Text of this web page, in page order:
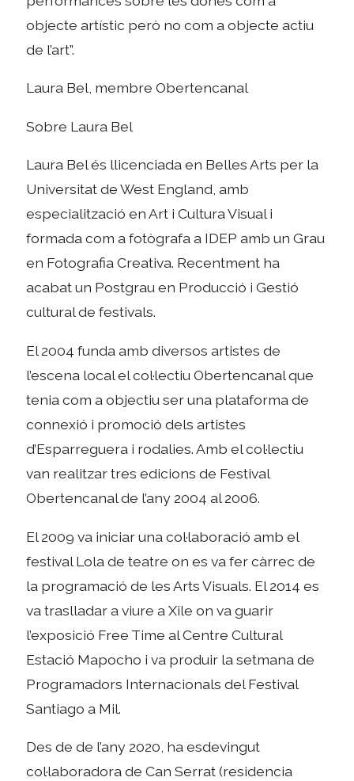
objecte artístic però no com a objecte actiu
de l’art”.
Laura Bel, membre Obertencanal
Sobre Laura Bel
Laura Bel és llicenciada en Belles Arts per la
Universitat de West England, amb
especialització en Art i Cultura Visual i
formada com a fotògrafa a IDEP amb un Grau
en Fotografia Creativa. Recentment ha
acabat un Postgrau en Producció i Gestió
cultural de festivals.
El 2004 funda amb diversos artistes de
l’escena local el col·lectiu Obertencanal que
tenia com a objectiu ser una plataforma de
connexió i promoció dels artistes
d’Esparreguera i rodalies. Amb el col·lectiu
van realitzar tres edicions de Festival
Obertencanal de l’any 2004 al 2006.
El 2009 va iniciar una col·laboració amb el
festival Lola de teatre on es va fer càrrec de
la programació de les Arts Visuals. El 2014 es
va traslladar a viure a Xile on va guarir
l’exposició Free Time al Centre Cultural
Estació Mapocho i va produir la setmana de
Programadors Internacionals del Festival
Santiago a Mil.
Des de de l’any 2020, ha esdevingut
col·laboradora de Can Serrat (residencia